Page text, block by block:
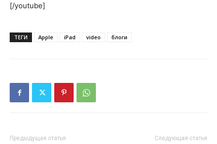
[/youtube]
ТЕГИ Apple iPad video блоги
Предыдущая статья Следующая статья